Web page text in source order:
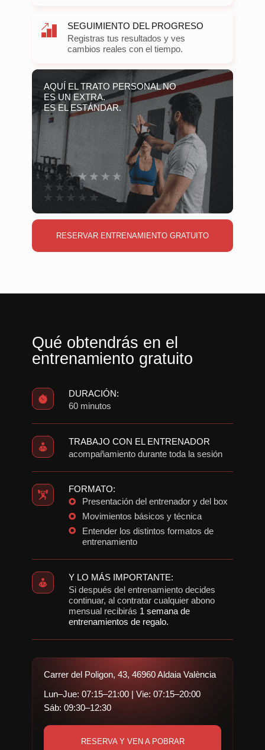
SEGUIMIENTO DEL PROGRESO
Registras tus resultados y ves
cambios reales con el tiempo.
RESERVAR ENTRENAMIENTO GRATUITO
AQUÍ EL TRATO PERSONAL NO
ES UN EXTRA.
ES EL ESTÁNDAR.
Qué obtendrás en el
entrenamiento gratuito
DURACIÓN:
60 minutos
TRABAJO CON EL ENTRENADOR
acompañamiento durante toda la sesión
Carrer del Poligon, 43, 46960 Aldaia València
Lun–Jue: 07:15–21:00 | Vie: 07:15–20:00
Sáb: 09:30–12:30
Y LO MÁS IMPORTANTE:
Si después del entrenamiento decides
continuar, al contratar cualquier abono
mensual recibirás 1 semana de
entrenamientos de regalo.
FORMATO:
Presentación del entrenador y del box
Movimientos básicos y técnica
Entender los distintos formatos de
entrenamiento
RESERVA Y VEN A POBRAR